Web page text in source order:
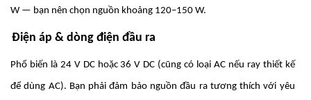
W — bạn nên chọn nguồn khoảng 120–150 W.
Điện áp & dòng điện đầu ra
Phổ biến là 24 V DC hoặc 36 V DC (cũng có loại AC nếu ray thiết kế
để dùng AC). Bạn phải đảm bảo nguồn đầu ra tương thích với yêu